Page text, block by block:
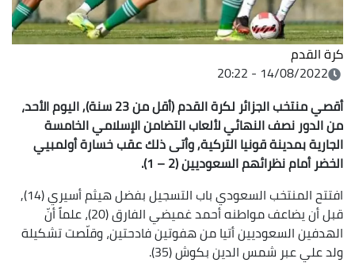
كرة القدم
14/08/2022 - 20:22
أقصي منتخب الجزائر لكرة القدم (أقل من 23 سنة), اليوم الأحد،
من الدور نصف النهائي لألعاب التضامن الإسلامي الخامسة
الجارية بمدينة قونيا التركية, وأتى ذلك عقب خسارة أولمبيي
الخضر أمام نظرائهم السعوديين (2 – 1).
افتتح المنتخب السعودي باب التسجيل بفضل هيثم أسيري (14),
قبل أن يضاعف مواطنه أحمد غميضي الفارق (20)، علماً أنّ
الهدفين السعوديين أتيا من هفوتين فادحتين، وقلّصت تشكيلة
ولد علي عبر شمس الدين بكوش (35).